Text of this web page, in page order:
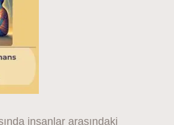
insanlar arasındaki